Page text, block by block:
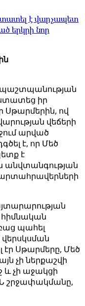
է վարչապետ
երկրի նոր
պաշտպանության
իր
Սթարմերին, ով
վեճերի
արված
է, որ Մեծ
է
անվտանգության
հիմնական
պահել
էր Սթարմերը, Մեծ
չի ներքաշվի
և չի աջակցի
շրջափակմանը,